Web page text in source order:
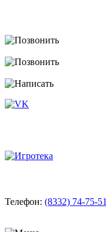
Телефон: (8332) 74-75-51